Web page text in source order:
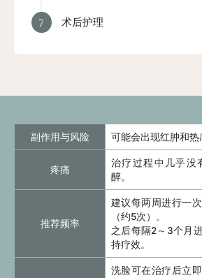
7 术后护理
副作用与风险 可能会出现红肿和热
疼痛
治疗过程中几乎没
醉。
推荐频率
建议每两周进行一
（约5次）。
之后每隔2～3个月
持疗效。
洗脸可在治疗后立